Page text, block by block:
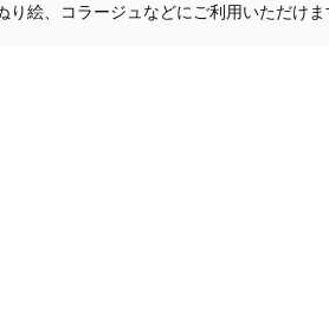
り絵、コラージュなどにご利用いただけま